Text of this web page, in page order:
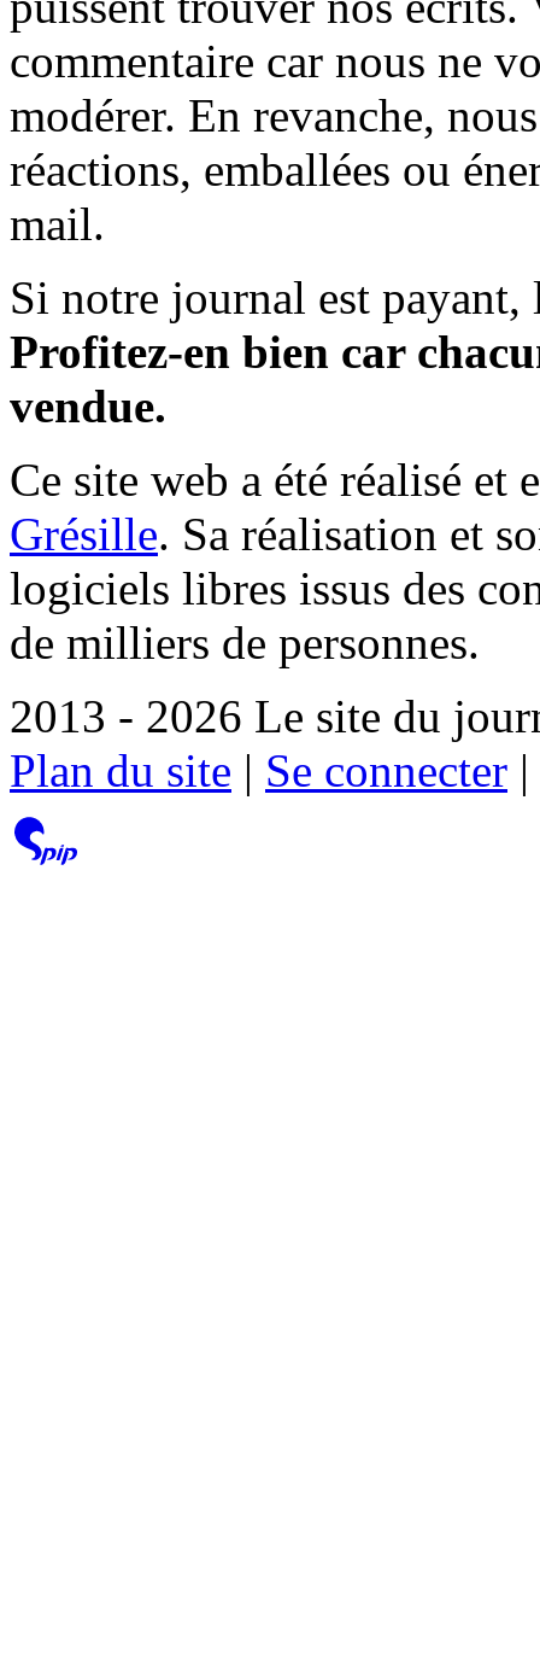
commentaire car nous ne
modérer. En revanche,
réactions, emballées ou
mail.
Si notre journal est payant,
Profitez-en bien car
vendue.
Ce site web a été réalisé et
Grésille. Sa réalisation et
logiciels libres issus des
de milliers de personnes.
2013 - 2026 Le site du
Plan du site | Se connecter |